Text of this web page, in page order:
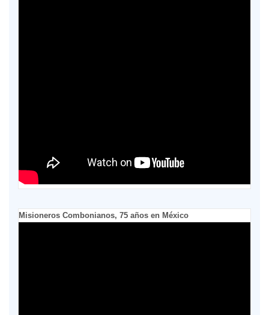
Misioneros Combonianos, 75 años en México